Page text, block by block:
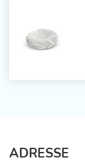
ADRESSE